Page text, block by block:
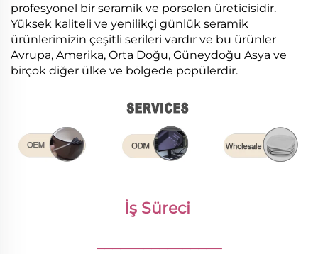
profesyonel bir seramik ve porselen üreticisidir.
Yüksek kaliteli ve yenilikçi günlük seramik
ürünlerimizin çeşitli serileri vardır ve bu ürünler
Avrupa, Amerika, Orta Doğu, Güneydoğu Asya ve
birçok diğer ülke ve bölgede popülerdir.
İş Süreci
________________